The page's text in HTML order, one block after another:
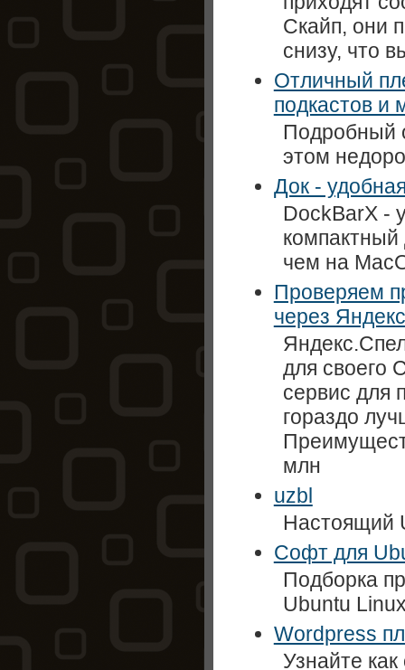
Скайп, они
снизу, что
Отличный
подкастов и
Подробный
этом
Док -
DockBarX -
чем на
Проверяем
через
для своего
сервис для
гораздо
млн
uzbl
Настоящий
Софт для
Подборка
Ubuntu
Wordpress
Узнайте